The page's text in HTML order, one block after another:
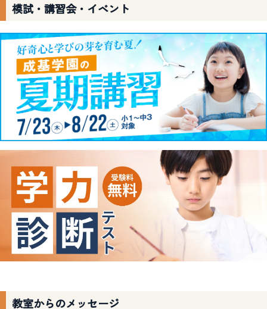
模試・講習会・イベント
教室からのメッセージ